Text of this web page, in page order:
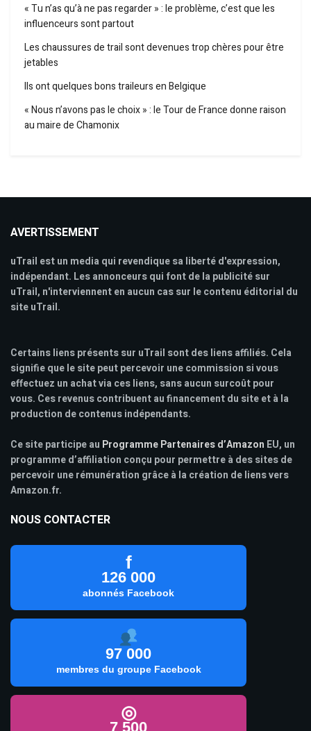
« Tu n’as qu’à ne pas regarder » : le problème, c’est que les
influenceurs sont partout
Les chaussures de trail sont devenues trop chères pour être
jetables
Ils ont quelques bons traileurs en Belgique
« Nous n’avons pas le choix » : le Tour de France donne raison
au maire de Chamonix
AVERTISSEMENT
uTrail est un media qui revendique sa liberté d'expression,
indépendant. Les annonceurs qui font de la publicité sur
uTrail, n'interviennent en aucun cas sur le contenu éditorial du
site uTrail.
Certains liens présents sur uTrail sont des liens affiliés. Cela
signifie que le site peut percevoir une commission si vous
effectuez un achat via ces liens, sans aucun surcoût pour
vous. Ces revenus contribuent au financement du site et à la
production de contenus indépendants.
Ce site participe au Programme Partenaires d’Amazon EU, un
programme d’affiliation conçu pour permettre à des sites de
percevoir une rémunération grâce à la création de liens vers
Amazon.fr.
NOUS CONTACTER
f
126 000
abonnés Facebook
97 000
membres du groupe Facebook
◎
7 500